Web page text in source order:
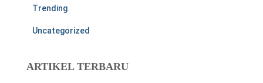
Trending
Uncategorized
ARTIKEL TERBARU